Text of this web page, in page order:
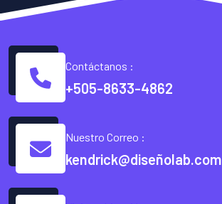
Contáctanos :
+505-8633-4862
Nuestro Correo :
kendrick@diseñolab.com